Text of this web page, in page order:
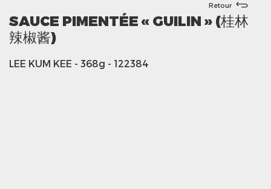
Retour
SAUCE PIMENTÉE « GUILIN » (桂林
辣椒酱)
LEE KUM KEE - 368g - 122384